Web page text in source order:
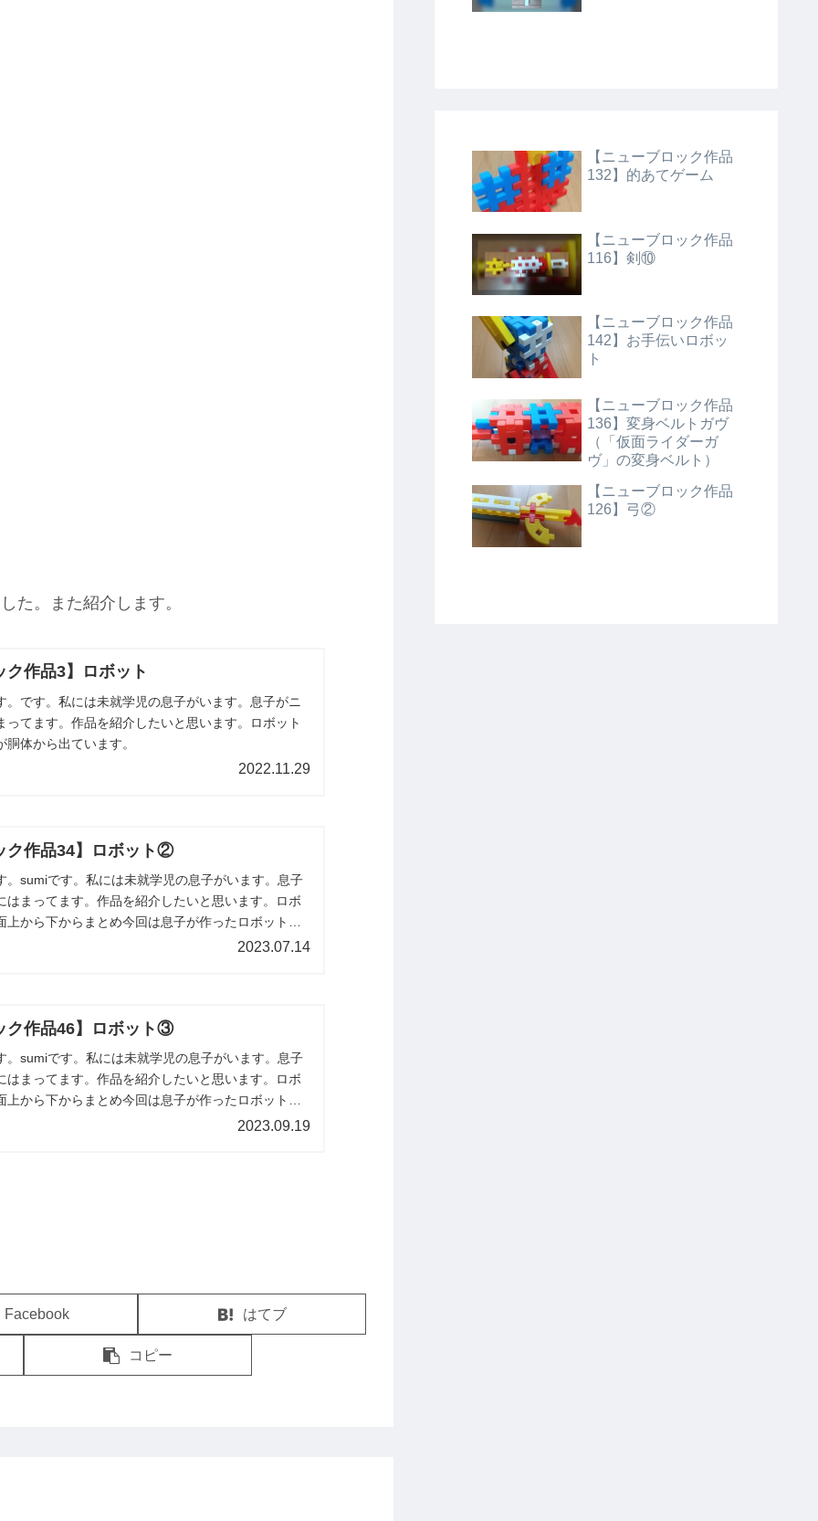
た。また紹介します。
ク作品3】ロボット
。です。私には未就学児の息子がいます。息子がニ
ってます。作品を紹介したいと思います。ロボット
体から出ています。
2022.11.29
ク作品34】ロボット②
。sumiです。私には未就学児の息子がいます。息子
はまってます。作品を紹介したいと思います。ロボ
から下からまとめ今回は息子が作ったロボットを
2023.07.14
ク作品46】ロボット③
。sumiです。私には未就学児の息子がいます。息子
はまってます。作品を紹介したいと思います。ロボ
から下からまとめ今回は息子が作ったロボットを
2023.09.19
Facebook はてブ
コピー
【ニューブロック作品
132】的あてゲーム
【ニューブロック作品
116】剣⑩
【ニューブロック作品
142】お手伝いロボッ
ト
【ニューブロック作品
136】変身ベルトガヴ
（「仮面ライダーガ
ヴ」の変身ベルト）
【ニューブロック作品
126】弓②